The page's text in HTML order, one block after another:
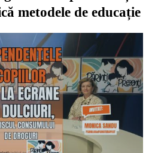
metodele de educație